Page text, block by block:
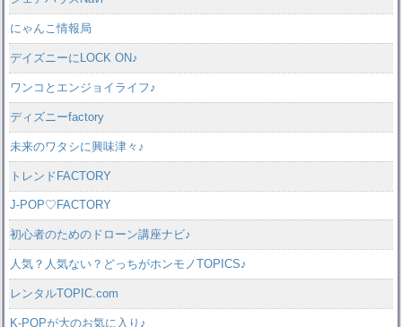
にゃんこ情報局
デイズニーにLOCK ON♪
ワンコとエンジョイライフ♪
ディズニーfactory
未来のワタシに興味津々♪
トレンドFACTORY
J-POP♡FACTORY
初心者のためのドローン講座ナビ♪
人気？人気ない？どっちがホンモノTOPICS♪
レンタルTOPIC.com
K-POPが大のお気に入り♪